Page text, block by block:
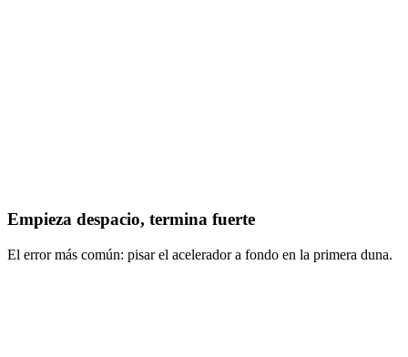
Empieza despacio, termina fuerte
El error más común: pisar el acelerador a fondo en la primera duna.